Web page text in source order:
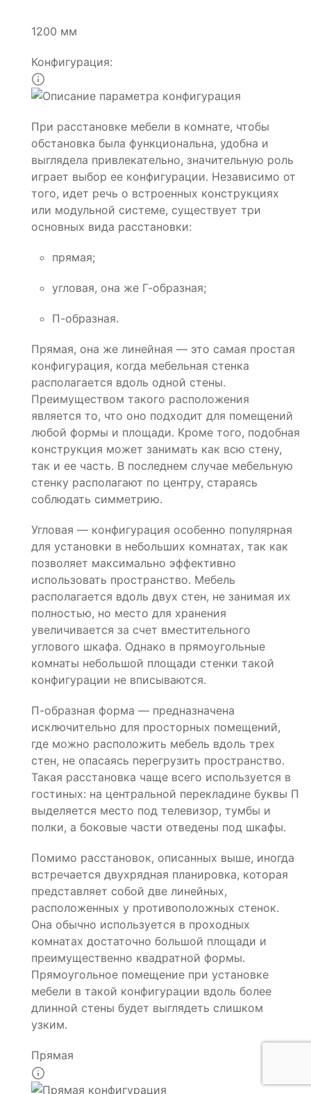
1200 мм
Конфигурация:
При расстановке мебели в комнате, чтобы
обстановка была функциональна, удобна и
выглядела привлекательно, значительную роль
играет выбор ее конфигурации. Независимо от
того, идет речь о встроенных конструкциях
или модульной системе, существует три
основных вида расстановки:
прямая;
угловая, она же Г-образная;
П-образная.
Прямая, она же линейная — это самая простая
конфигурация, когда мебельная стенка
располагается вдоль одной стены.
Преимуществом такого расположения
является то, что оно подходит для помещений
любой формы и площади. Кроме того, подобная
конструкция может занимать как всю стену,
так и ее часть. В последнем случае мебельную
стенку располагают по центру, стараясь
соблюдать симметрию.
Угловая — конфигурация особенно популярная
для установки в небольших комнатах, так как
позволяет максимально эффективно
использовать пространство. Мебель
располагается вдоль двух стен, не занимая их
полностью, но место для хранения
увеличивается за счет вместительного
углового шкафа. Однако в прямоугольные
комнаты небольшой площади стенки такой
конфигурации не вписываются.
П-образная форма — предназначена
исключительно для просторных помещений,
где можно расположить мебель вдоль трех
стен, не опасаясь перегрузить пространство.
Такая расстановка чаще всего используется в
гостиных: на центральной перекладине буквы П
выделяется место под телевизор, тумбы и
полки, а боковые части отведены под шкафы.
Помимо расстановок, описанных выше, иногда
встречается двухрядная планировка, которая
представляет собой две линейных,
расположенных у противоположных стенок.
Она обычно используется в проходных
комнатах достаточно большой площади и
преимущественно квадратной формы.
Прямоугольное помещение при установке
мебели в такой конфигурации вдоль более
длинной стены будет выглядеть слишком
узким.
Прямая